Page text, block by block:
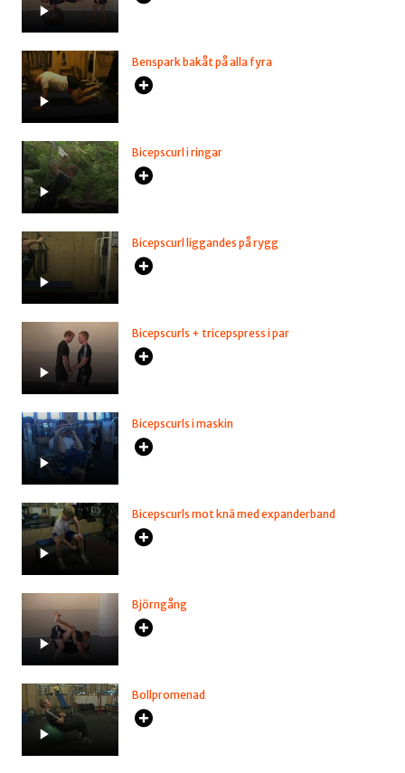
Benspark bakåt på alla fyra
Bicepscurl i ringar
Bicepscurl liggandes på rygg
Bicepscurls + tricepspress i par
Bicepscurls i maskin
Bicepscurls mot knä med expanderband
Björngång
Bollpromenad